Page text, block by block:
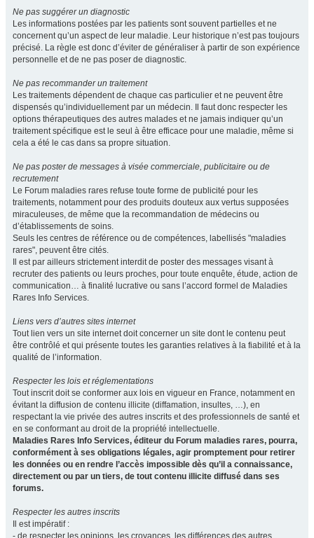
Ne pas suggérer un diagnostic
Les informations postées par les patients sont souvent partielles et ne
concernent qu’un aspect de leur maladie. Leur historique n’est pas toujours
précisé. La règle est donc d’éviter de généraliser à partir de son expérience
personnelle et de ne pas poser de diagnostic.
Ne pas recommander un traitement
Les traitements dépendent de chaque cas particulier et ne peuvent être
dispensés qu’individuellement par un médecin. Il faut donc respecter les
options thérapeutiques des autres malades et ne jamais indiquer qu’un
traitement spécifique est le seul à être efficace pour une maladie, même si
cela a été le cas dans sa propre situation.
Ne pas poster de messages à visée commerciale, publicitaire ou de
recrutement
Le Forum maladies rares refuse toute forme de publicité pour les
traitements, notamment pour des produits douteux aux vertus supposées
miraculeuses, de même que la recommandation de médecins ou
d’établissements de soins.
Seuls les centres de référence ou de compétences, labellisés "maladies
rares", peuvent être cités.
Il est par ailleurs strictement interdit de poster des messages visant à
recruter des patients ou leurs proches, pour toute enquête, étude, action de
communication… à finalité lucrative ou sans l’accord formel de Maladies
Rares Info Services.
Liens vers d’autres sites internet
Tout lien vers un site internet doit concerner un site dont le contenu peut
être contrôlé et qui présente toutes les garanties relatives à la fiabilité et à la
qualité de l’information.
Respecter les lois et réglementations
Tout inscrit doit se conformer aux lois en vigueur en France, notamment en
évitant la diffusion de contenu illicite (diffamation, insultes, …), en
respectant la vie privée des autres inscrits et des professionnels de santé et
en se conformant au droit de la propriété intellectuelle.
Maladies Rares Info Services, éditeur du Forum maladies rares, pourra,
conformément à ses obligations légales, agir promptement pour retirer
les données ou en rendre l’accès impossible dès qu’il a connaissance,
directement ou par un tiers, de tout contenu illicite diffusé dans ses
forums.
Respecter les autres inscrits
Il est impératif :
- de respecter les opinions, les croyances, les différences des autres